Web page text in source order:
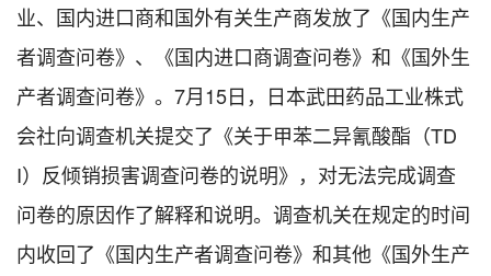
业、国内进口商和国外有关生产商发放了《国内生产
者调查问卷》、《国内进口商调查问卷》和《国外生
产者调查问卷》。7月15日，日本武田药品工业株式
会社向调查机关提交了《关于甲苯二异氰酸酯（TD
I）反倾销损害调查问卷的说明》，对无法完成调查
问卷的原因作了解释和说明。调查机关在规定的时间
内收回了《国内生产者调查问卷》和其他《国外生产